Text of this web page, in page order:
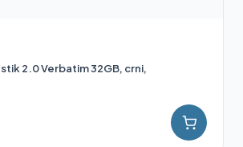
2.0 Verbatim 32GB, crni,